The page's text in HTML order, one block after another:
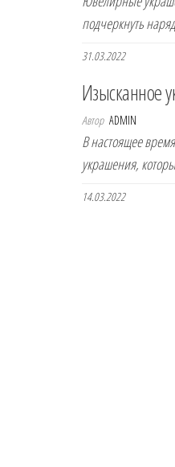
подчеркнуть
31.03.2022
Изысканное
Автор ADMIN
В настоящее
украшения,
14.03.2022